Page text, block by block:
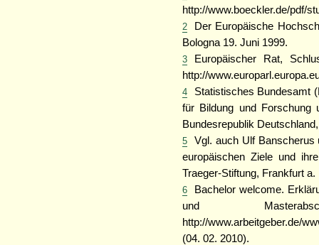
http://www.boeckler.de/pdf/
2
Der Europäische
Bologna 19. Juni 1999.
3
Europäischer Rat,
http://
4
Statistisches Bundesamt
für Bildung und Forschung
Bundesrepublik
5
Vgl. auch Ulf Banscherus
europäischen Ziele und
Traeger-Stiftung, Frankfurt a.
6
Bachelor welcome.
und
http://www.arbeitgeber.de/
(04. 02. 2010).